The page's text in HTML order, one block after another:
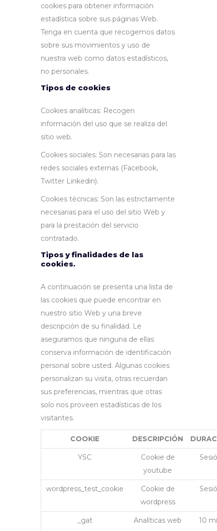
cookies para obtener información
estadística sobre sus páginas Web.
Tenga en cuenta que recogemos datos
sobre sus movimientos y uso de
nuestra web como datos estadísticos,
no personales.
Tipos de cookies
Cookies analíticas: Recogen
información del uso que se realiza del
sitio web.
Cookies sociales: Son necesarias para las
redes sociales externas (Facebook,
Twitter Linkedin).
Cookies técnicas: Son las estrictamente
necesarias para el uso del sitio Web y
para la prestación del servicio
contratado.
Tipos y finalidades de las
cookies.
A continuación se presenta una lista de
las cookies que puede encontrar en
nuestro sitio Web y una breve
descripción de su finalidad. Le
aseguramos que ninguna de ellas
conserva información de identificación
personal sobre usted. Algunas cookies
personalizan su visita, otras recuerdan
sus preferencias, mientras que otras
solo nos proveen estadísticas de los
visitantes.
COOKIE DESCRIPCIÓN
YSC
Cookie de
youtube
wordpress_test_cookie
Cookie de
wordpress
_gat Analíticas web 10